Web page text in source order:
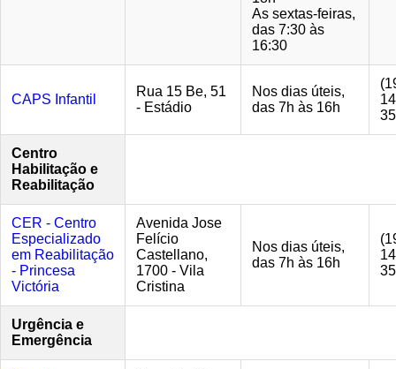
As sextas-feiras,
das 7:30 às
16:30
CAPS Infantil
Rua 15 Be, 51
- Estádio
Nos dias úteis,
das 7h às 16h
Centro
Habilitação e
Reabilitação
CER - Centro
Especializado
em Reabilitação
- Princesa
Victória
Avenida Jose
Felício
Castellano,
1700 - Vila
Cristina
Nos dias úteis,
das 7h às 16h
Urgência e
Emergência